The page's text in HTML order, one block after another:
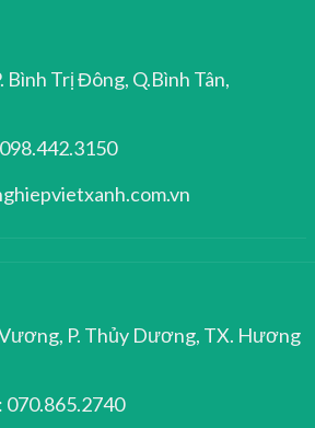
Bình Trị Đông, Q.Bình Tân,
P. Thủy Dương, TX. Hương